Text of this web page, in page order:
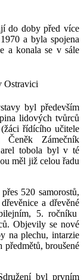
do doby před více
a byla spojena
a konala se v sále
byl především
lidových tvůrců
řídícího učitele
Čeněk Zámečník
tobola byl v té
měl již celou řadu
520 samorostů,
a dřevěné
5. ročníku
Objevily se nové
na plechu, intarzie
broušené
byl prvním